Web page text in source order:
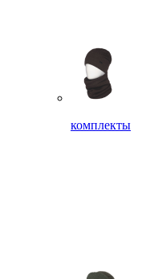
комплекты